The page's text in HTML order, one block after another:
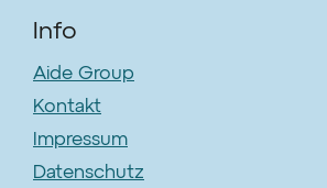
Info
Aide Group
Kontakt
Impressum
Datenschutz